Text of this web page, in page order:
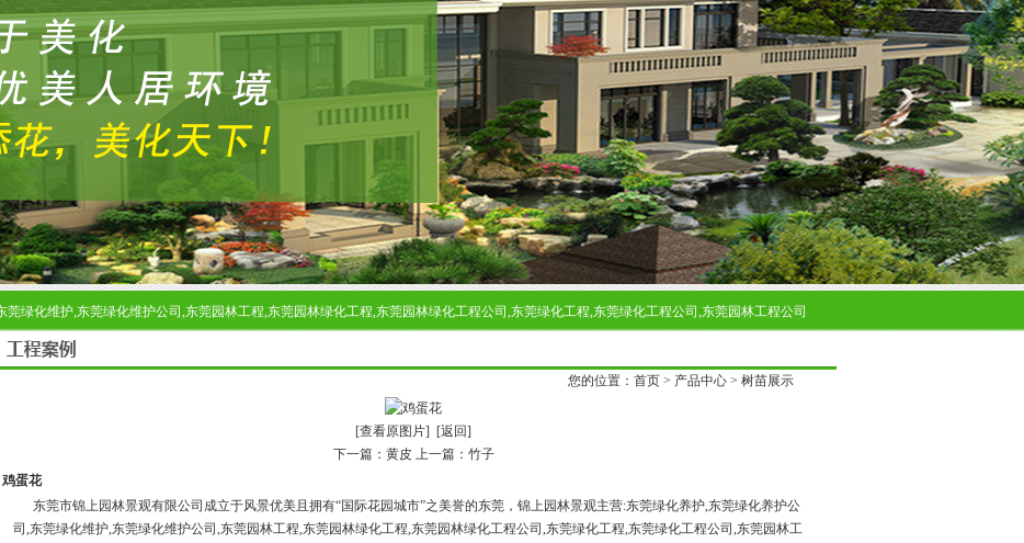
绿化维护,东莞绿化维护公司,东莞园林工程,东莞园林绿化工程,东莞园林绿化工程公司,东莞绿化工程,东莞绿化工程公司,东莞园林工程公司
您的位置：首页 > 产品中心 >树苗展示
[查看原图片] [返回]
下一篇： 黄皮 上一篇： 竹子
鸡蛋花
东莞市锦上园林景观有限公司成立于风景优美且拥有“国际花园城市”之美誉的东莞，锦上园林景观主营:东莞绿化养护,东莞绿化养护公
司,东莞绿化维护,东莞绿化维护公司,东莞园林工程,东莞园林绿化工程,东莞园林绿化工程公司,东莞绿化工程,东莞绿化工程公司,东莞园林工